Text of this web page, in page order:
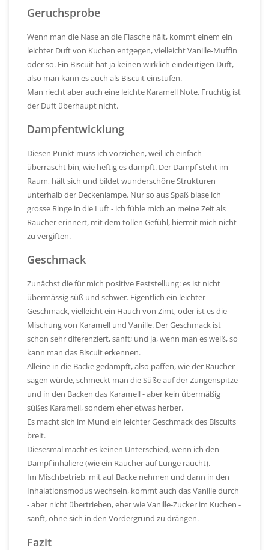
Geruchsprobe
Wenn man die Nase an die Flasche hält, kommt einem ein
leichter Duft von Kuchen entgegen, vielleicht Vanille-Muffin
oder so. Ein Biscuit hat ja keinen wirklich eindeutigen Duft,
also man kann es auch als Biscuit einstufen.
Man riecht aber auch eine leichte Karamell Note. Fruchtig ist
der Duft überhaupt nicht.
Dampfentwicklung
Diesen Punkt muss ich vorziehen, weil ich einfach
überrascht bin, wie heftig es dampft. Der Dampf steht im
Raum, hält sich und bildet wunderschöne Strukturen
unterhalb der Deckenlampe. Nur so aus Spaß blase ich
grosse Ringe in die Luft - ich fühle mich an meine Zeit als
Raucher erinnert, mit dem tollen Gefühl, hiermit mich nicht
zu vergiften.
Geschmack
Zunächst die für mich positive Feststellung: es ist nicht
übermässig süß und schwer. Eigentlich ein leichter
Geschmack, vielleicht ein Hauch von Zimt, oder ist es die
Mischung von Karamell und Vanille. Der Geschmack ist
schon sehr diferenziert, sanft; und ja, wenn man es weiß, so
kann man das Biscuit erkennen.
Alleine in die Backe gedampft, also paffen, wie der Raucher
sagen würde, schmeckt man die Süße auf der Zungenspitze
und in den Backen das Karamell - aber kein übermäßig
süßes Karamell, sondern eher etwas herber.
Es macht sich im Mund ein leichter Geschmack des Biscuits
breit.
Diesesmal macht es keinen Unterschied, wenn ich den
Dampf inhaliere (wie ein Raucher auf Lunge raucht).
Im Mischbetrieb, mit auf Backe nehmen und dann in den
Inhalationsmodus wechseln, kommt auch das Vanille durch
- aber nicht übertrieben, eher wie Vanille-Zucker im Kuchen -
sanft, ohne sich in den Vordergrund zu drängen.
Fazit